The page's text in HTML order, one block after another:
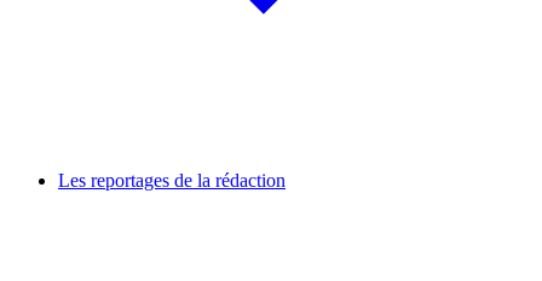
Les reportages de la rédaction